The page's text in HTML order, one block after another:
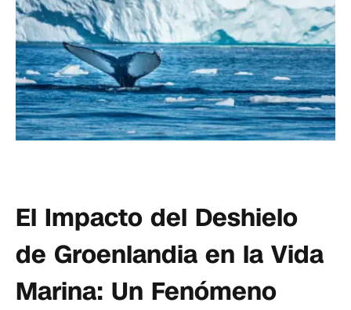
El Impacto del Deshielo
de Groenlandia en la Vida
Marina: Un Fenómeno